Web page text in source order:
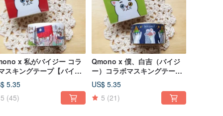
x 私がバイジー コラ
スキングテープ【バイジ
台湾旅行 (QMT-JI05)】台
所
5.35
5 (45)
Qmono x 僕、白吉（バイジ
ー）コラボマスキングテープ
【白吉の小さな肉球 (QMT-
JI04)】
US$ 5.35
5 (21)